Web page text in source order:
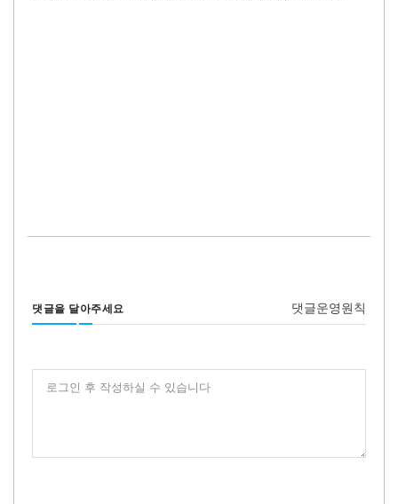
댓글을 달아주세요 댓글운영원칙
로그인 후 작성하실 수 있습니다